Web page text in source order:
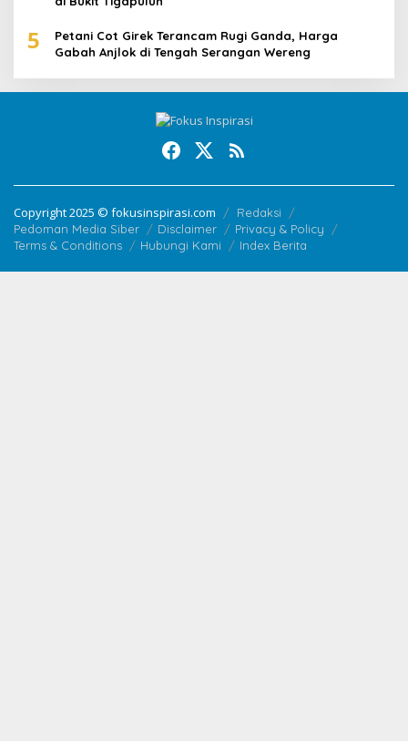
5
Petani Cot Girek Terancam Rugi Ganda, Harga
Gabah Anjlok di Tengah Serangan Wereng
Copyright 2025 © fokusinspirasi.com
Redaksi
Pedoman Media Siber
Disclaimer
Privacy & Policy
Terms & Conditions
Hubungi Kami Index Berita